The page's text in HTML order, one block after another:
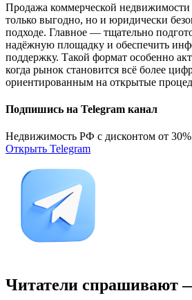
Продажа коммерческой недвижимости
только выгодно, но и юридически
подходе. Главное — тщательно
надёжную площадку и обеспечить
поддержку. Такой формат особенно
когда рынок становится всё более
ориентированным на открытые
Подпишись на Telegram канал
Недвижимость РФ с дисконтом от 30%
Открыть Telegram
Читатели спрашивают